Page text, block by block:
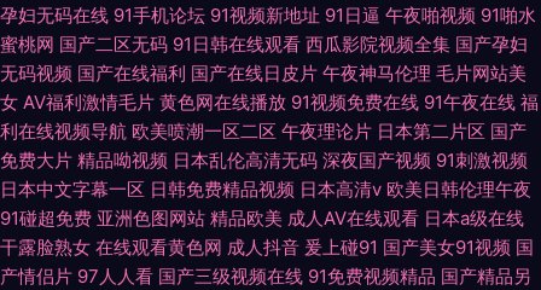
孕妇无码在线 91手机论坛 91视频新地址 91日逼 午夜啪视频 91啪水
蜜桃网 国产二区无码 91日韩在线观看 西瓜影院视频全集 国产孕妇
无码视频 国产在线福利 国产在线日皮片 午夜神马伦理 毛片网站美
女 AV福利激情毛片 黄色网在线播放 91视频免费在线 91午夜在线 福
利在线视频导航 欧美喷潮一区二区 午夜理论片 日本第二片区 国产
免费大片 精品呦视频 日本乱伦高清无码 深夜国产视频 91刺激视频
日本中文字幕一区 日韩免费精品视频 日本高清v 欧美日韩伦理午夜
91碰超免费 亚洲色图网站 精品欧美 成人AV在线观看 日本a级在线
干露脸熟女 在线观看黄色网 成人抖音 爰上碰91 国产美女91视频 国
产情侣片 97人人看 国产三级视频在线 91免费视频精品 国产精品另